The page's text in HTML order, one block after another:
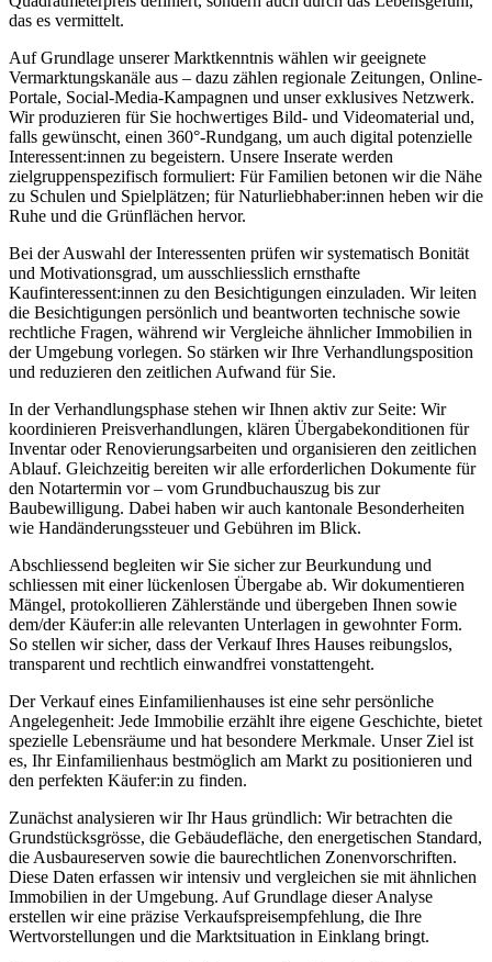
das es vermittelt.
Auf Grundlage unserer Marktkenntnis wählen wir geeignete
Vermarktungskanäle aus – dazu zählen regionale Zeitungen, Online-
Portale, Social-Media-Kampagnen und unser exklusives Netzwerk.
Wir produzieren für Sie hochwertiges Bild- und Videomaterial und,
falls gewünscht, einen 360°-Rundgang, um auch digital potenzielle
Interessent:innen zu begeistern. Unsere Inserate werden
zielgruppenspezifisch formuliert: Für Familien betonen wir die Nähe
zu Schulen und Spielplätzen; für Naturliebhaber:innen heben wir die
Ruhe und die Grünflächen hervor.
Bei der Auswahl der Interessenten prüfen wir systematisch Bonität
und Motivationsgrad, um ausschliesslich ernsthafte
Kaufinteressent:innen zu den Besichtigungen einzuladen. Wir leiten
die Besichtigungen persönlich und beantworten technische sowie
rechtliche Fragen, während wir Vergleiche ähnlicher Immobilien in
der Umgebung vorlegen. So stärken wir Ihre Verhandlungsposition
und reduzieren den zeitlichen Aufwand für Sie.
In der Verhandlungsphase stehen wir Ihnen aktiv zur Seite: Wir
koordinieren Preisverhandlungen, klären Übergabekonditionen für
Inventar oder Renovierungsarbeiten und organisieren den zeitlichen
Ablauf. Gleichzeitig bereiten wir alle erforderlichen Dokumente für
den Notartermin vor – vom Grundbuchauszug bis zur
Baubewilligung. Dabei haben wir auch kantonale Besonderheiten
wie Handänderungssteuer und Gebühren im Blick.
Abschliessend begleiten wir Sie sicher zur Beurkundung und
schliessen mit einer lückenlosen Übergabe ab. Wir dokumentieren
Mängel, protokollieren Zählerstände und übergeben Ihnen sowie
dem/der Käufer:in alle relevanten Unterlagen in gewohnter Form.
So stellen wir sicher, dass der Verkauf Ihres Hauses reibungslos,
transparent und rechtlich einwandfrei vonstattengeht.
Der Verkauf eines Einfamilienhauses ist eine sehr persönliche
Angelegenheit: Jede Immobilie erzählt ihre eigene Geschichte, bietet
spezielle Lebensräume und hat besondere Merkmale. Unser Ziel ist
es, Ihr Einfamilienhaus bestmöglich am Markt zu positionieren und
den perfekten Käufer:in zu finden.
Zunächst analysieren wir Ihr Haus gründlich: Wir betrachten die
Grundstücksgrösse, die Gebäudefläche, den energetischen Standard,
die Ausbaureserven sowie die baurechtlichen Zonenvorschriften.
Diese Daten erfassen wir intensiv und vergleichen sie mit ähnlichen
Immobilien in der Umgebung. Auf Grundlage dieser Analyse
erstellen wir eine präzise Verkaufspreisempfehlung, die Ihre
Wertvorstellungen und die Marktsituation in Einklang bringt.